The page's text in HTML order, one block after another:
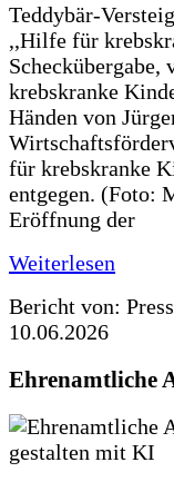
Teddybär-
,,Hilfe für
krebskranke
Händen von
für krebskranke
entgegen. (Foto:
Eröffnung der
Weiterlesen
Bericht von:
10.06.2026
Ehrenamtliche